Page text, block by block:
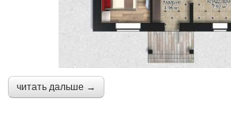
читать дальше →